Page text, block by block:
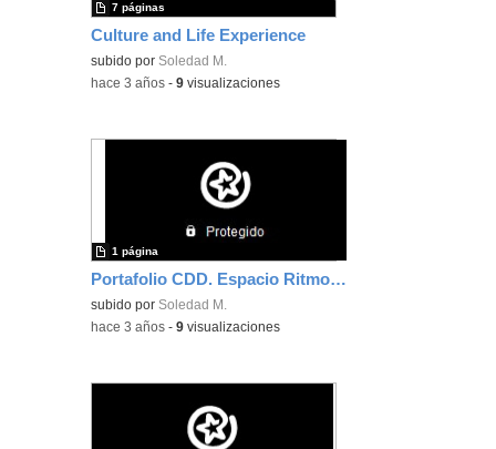
Culture and Life Experience
subido por Soledad M.
7 páginas
-hace 3 años -9 visualizaciones
Portafolio CDD. Espacio Ritmos de Aprendizaje.
subido por Soledad M.
1 página
-hace 3 años -9 visualizaciones